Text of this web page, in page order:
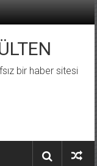
bir haber sitesi